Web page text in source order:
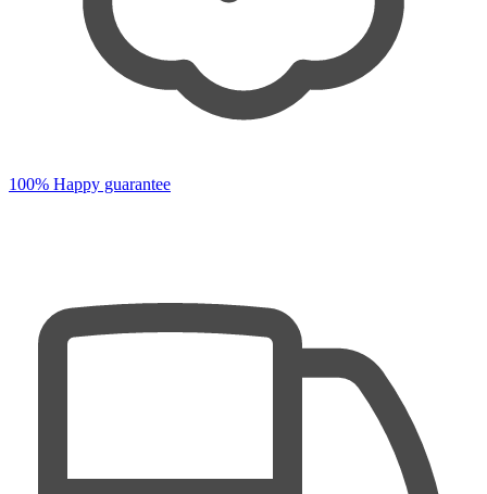
100% Happy guarantee